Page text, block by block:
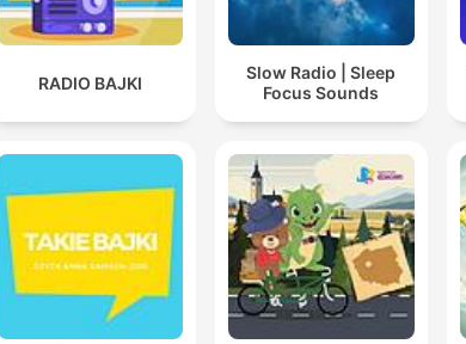
RADIO BAJKI
Slow Radio | Sleep
Focus Sounds